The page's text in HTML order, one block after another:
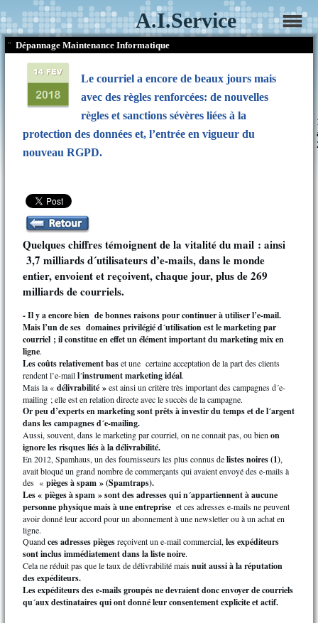
A.I.Service
¨ Dépannage Maintenance Informatique
Le courriel a encore de beaux jours mais
avec des règles renforcées: de nouvelles
règles et sanctions sévères liées à la
protection des données et, l’entrée en vigueur du
nouveau RGPD.
Quelques chiffres témoignent de la vitalité du mail : ainsi
3,7 milliards d´utilisateurs d’e-mails, dans le monde
entier, envoient et reçoivent, chaque jour, plus de 269
milliards de courriels.
- Il y a encore bien de bonnes raisons pour continuer à utiliser l’e-mail.
Mais l’un de ses domaines privilégié d´utilisation est le marketing par
courriel ; il constitue en effet un élément important du marketing mix en
ligne.
Les coûts relativement baset une certaine acceptation de la part des clients
rendent l’e-maill´instrument marketing idéal.
Mais la « délivrabilité »est ainsi un critère très important des campagnes d´e-
mailing ; elle est en relation directe avec le succès de la campagne.
Or peu d’experts en marketing sont prêts à investir du temps et de l´argent
dans les campagnes d´e-mailing.
Aussi, souvent, dans le marketing par courriel, on ne connait pas, ou bien on
ignore les risques liés à la délivrabilité.
En 2012, Spamhaus, un des fournisseurs les plus connus delistes noires (1),
avait bloqué un grand nombre de commerçants qui avaient envoyé des e-mails à
des « pièges à spam » (Spamtraps).
Les « pièges à spam » sont des adresses qui n´appartiennent à aucune
personne physique mais à une entreprise et ces adresses e-mails ne peuvent
avoir donné leur accord pour un abonnement à une newsletter ou à un achat en
ligne.
Quandces adresses piègesreçoivent un e-mail commercial, les expéditeurs
sont inclus immédiatement dans la liste noire.
Cela ne réduit pas que le taux de délivrabilité maisnuit aussi à la réputation
des expéditeurs.
Les expéditeurs des e-mails groupés ne devraient donc envoyer de courriels
qu´aux destinataires qui ont donné leur consentement explicite et actif.